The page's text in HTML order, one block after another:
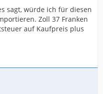
sagt, würde ich für diesen
Zoll 37 Franken
auf Kaufpreis plus